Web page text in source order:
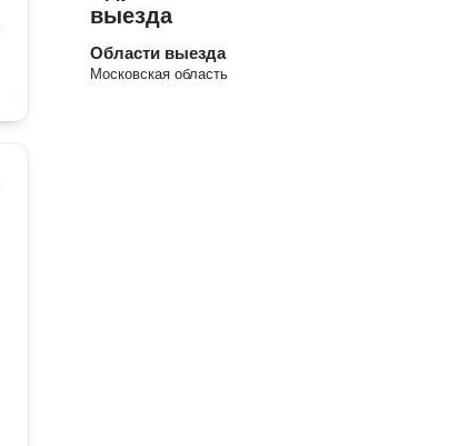
выезда
Области выезда
Московская область